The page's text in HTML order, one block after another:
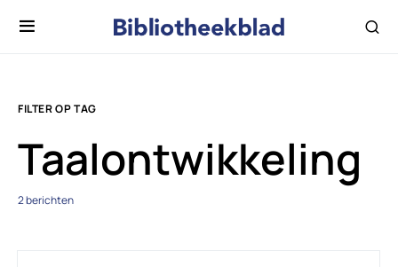
FILTER OP TAG
Taalontwikkeling
2 berichten